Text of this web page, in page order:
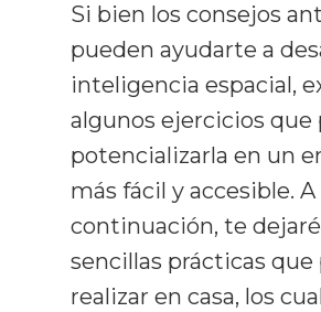
Si bien los consejos
pueden ayudarte a
inteligencia espacial,
algunos ejercicios que
potencializarla en un
más fácil y accesible. A
continuación, te
sencillas prácticas que
realizar en casa, los